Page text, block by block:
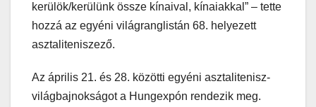
kerülök/kerülünk össze kínaival, kínaiakkal” – tette
hozzá az egyéni világranglistán 68. helyezett
asztaliteniszező.
Az április 21. és 28. közötti egyéni asztalitenisz-
világbajnokságot a Hungexpón rendezik meg.